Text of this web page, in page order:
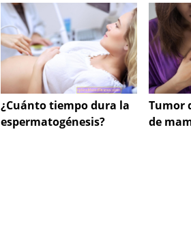
¿Cuánto tiempo dura la
espermatogénesis?
Tumor
de